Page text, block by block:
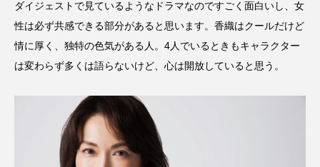
ダイジェストで見ているようなドラマなのですごく面白いし、女
性は必ず共感できる部分があると思います。香織はクールだけど
情に厚く、独特の色気がある人。4人でいるときもキャラクター
は変わらず多くは語らないけど、心は開放していると思う。